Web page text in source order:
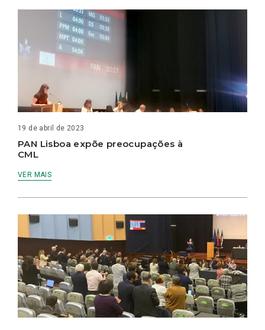
19 de abril de 2023
PAN Lisboa expõe preocupações à
CML
VER MAIS